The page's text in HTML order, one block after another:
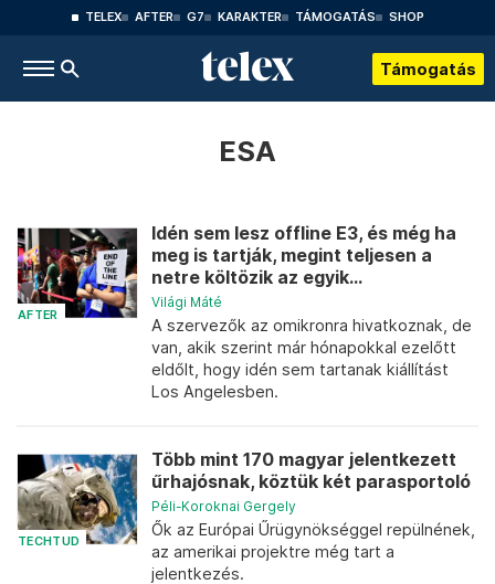
TELEX AFTER G7 KARAKTER TÁMOGATÁS SHOP
Támogatás
ESA
AFTER
Idén sem lesz offline E3, és még ha
meg is tartják, megint teljesen a
netre költözik az egyik...
Világi Máté
A szervezők az omikronra hivatkoznak, de
van, akik szerint már hónapokkal ezelőtt
eldőlt, hogy idén sem tartanak kiállítást
Los Angelesben.
TECHTUD
Több mint 170 magyar jelentkezett
űrhajósnak, köztük két parasportoló
Péli-Koroknai Gergely
Ők az Európai Űrügynökséggel repülnének,
az amerikai projektre még tart a
jelentkezés.